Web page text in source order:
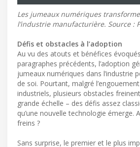
Les jumeaux numériques
l’industrie manufacturière. Source :
Défis et obstacles à l’adoption
Au vu des atouts et bénéfices
paragraphes précédents, l’adoption
jumeaux numériques dans l’industrie
de soi. Pourtant, malgré
industriels, plusieurs obstacles
grande échelle – des défis assez
qu’une nouvelle technologie émerge.
freins ?
Sans surprise, le premier et le plus